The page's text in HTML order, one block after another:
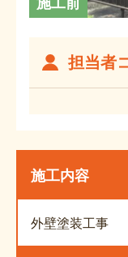
担当者
施工内容
外壁塗装工事